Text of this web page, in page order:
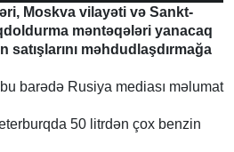
Moskva vilayəti və Sankt-
məntəqələri yanacaq
satışlarını məhdudlaşdırmağa
barədə Rusiya mediası məlumat
50 litrdən çox benzin